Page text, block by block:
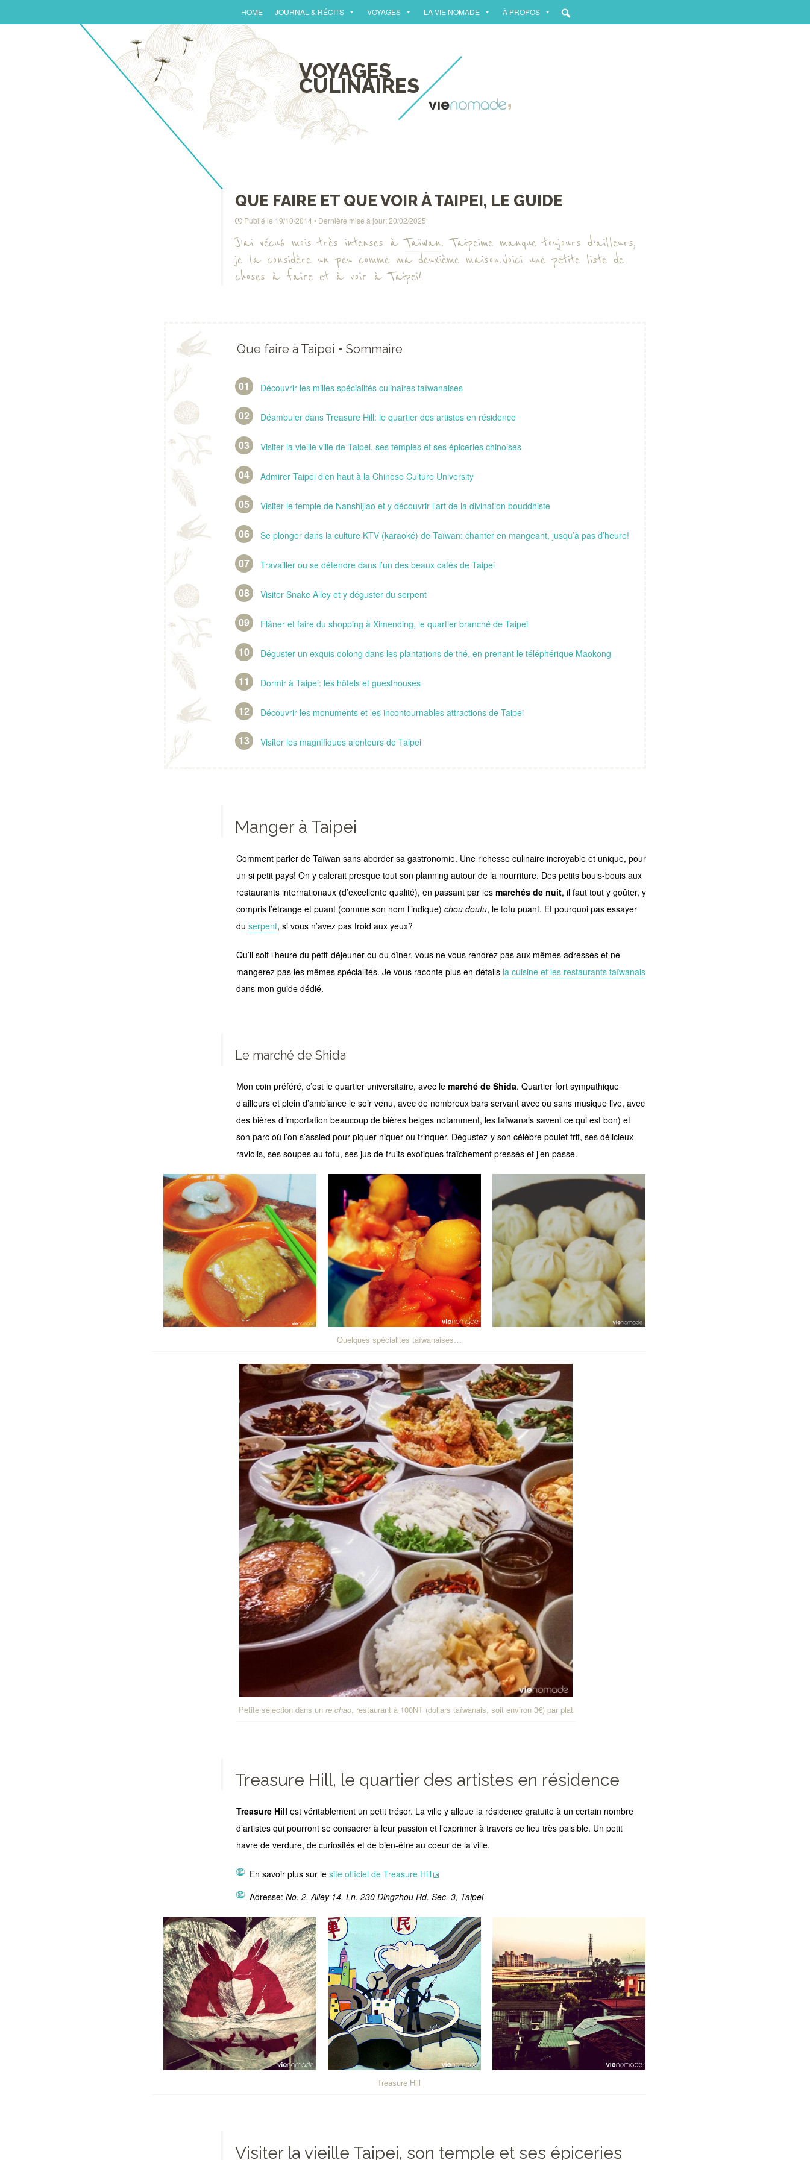
HOME JOURNAL & RÉCITS VOYAGES LA VIE NOMADE À PROPOS
VOYAGES
CULINAIRES
QUE FAIRE ET QUE VOIR À TAIPEI, LE GUIDE
Publié le 19/10/2014 • Dernière mise à jour:20/02/2025
J’ai vécu 6 mois très intenses àTaïwan. Taipei me manque toujours d’ailleurs,
je la considère un peu comme ma deuxième maison. Voici une petite liste de
choses à faire et à voir à Taipei!
Que faire à Taipei • Sommaire
Découvrir les milles spécialités culinaires taïwanaises
Déambuler dans Treasure Hill: le quartier des artistes en résidence
Visiter la vieille ville de Taipei, ses temples et ses épiceries chinoises
Admirer Taipei d’en haut à la Chinese Culture University
Visiter le temple de Nanshijiao et y découvrir l’art de la divination bouddhiste
Se plonger dans la culture KTV (karaoké) de Taïwan: chanter en mangeant, jusqu’à pas d’heure!
Travailler ou se détendre dans l’un des beaux cafés de Taipei
Visiter Snake Alley et y déguster du serpent
Flâner et faire du shopping à Ximending, le quartier branché de Taipei
Déguster un exquis oolong dans les plantations de thé, en prenant le téléphérique Maokong
Dormir à Taipei: les hôtels et guesthouses
Découvrir les monuments et les incontournables attractions de Taipei
Visiter les magnifiques alentours de Taipei
Manger à Taipei
Comment parler de Taïwan sans aborder sa gastronomie. Une richesse culinaire incroyable et unique, pour
un si petit pays! On y calerait presque tout son planning autour de la nourriture. Des petits bouis-bouis aux
restaurants internationaux (d’excellente qualité), en passant par les marchés de nuit, il faut tout y goûter, y
compris l’étrange et puant (comme son nom l’indique) chou doufu, le tofu puant. Et pourquoi pas essayer
du serpent, si vous n’avez pas froid aux yeux?
Qu’il soit l’heure du petit-déjeuner ou du dîner, vous ne vous rendrez pas aux mêmes adresses et ne
mangerez pas les mêmes spécialités. Je vous raconte plus en détails la cuisine et les restaurants taïwanais
dans mon guide dédié.
Le marché de Shida
Mon coin préféré, c’est le quartier universitaire, avec le marché de Shida. Quartier fort sympathique
d’ailleurs et plein d’ambiance le soir venu, avec de nombreux bars servant avec ou sans musique live, avec
des bières d’importation beaucoup de bières belges notamment, les taïwanais savent ce qui est bon) et
son parc où l’on s’assied pour piquer-niquer ou trinquer. Dégustez-y son célèbre poulet frit, ses délicieux
raviolis, ses soupes au tofu, ses jus de fruits exotiques fraîchement pressés et j’en passe.
Quelques spécialités taïwanaises…
Petite sélection dans un re chao, restaurant à 100NT (dollars taïwanais, soit environ 3€) par plat
Treasure Hill, le quartier des artistes en résidence
Treasure Hill est véritablement un petit trésor. La ville y alloue la résidence gratuite à un certain nombre
d’artistes qui pourront se consacrer à leur passion et l’exprimer à travers ce lieu très paisible. Un petit
havre de verdure, de curiosités et de bien-être au coeur de la ville.
En savoir plus sur le site officiel de Treasure Hill
Adresse: No. 2, Alley 14, Ln. 230 Dingzhou Rd. Sec. 3, Taipei
Treasure Hill
Visiter la vieille Taipei, son temple et ses épiceries